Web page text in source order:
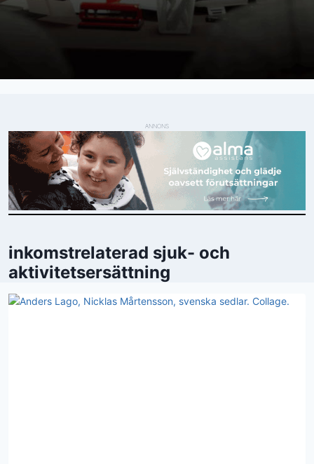
ANNONS
inkomstrelaterad sjuk- och
aktivitetsersättning